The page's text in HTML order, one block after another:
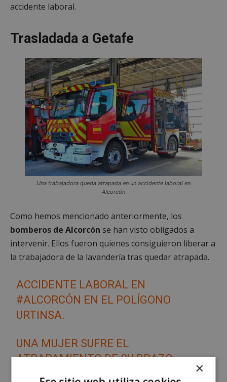
accidente laboral.
Trasladada a Getafe
Una trabajadora queda atrapada en un accidente laboral en
Alcorcón
Como hemos mencionado anteriormente, los
bomberos de Alcorcón se han visto obligados a
intervenir. Ellos fueron quienes consiguieron liberar a
la trabajadora de la lavandería tras quedar atrapada.
ACCIDENTE LABORAL EN
#ALCORCÓN EN EL POLÍGONO
URTINSA.
UNA MUJER SUFRE EL
ATRAPAMIENTO DE SU BRAZO
DERECHO MIENTRAS TRABAJABA EN
×